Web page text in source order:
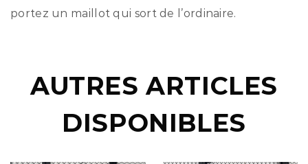
portez un maillot qui sort de l’ordinaire.
AUTRES ARTICLES
DISPONIBLES